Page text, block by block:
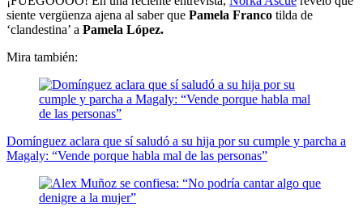
siente vergüenza ajena al saber que Pamela Franco tilda de
‘clandestina’ a Pamela López.
Mira también:
Domínguez aclara que sí saludó a su hija por su cumple y parcha a
Magaly: “Vende porque habla mal de las personas”